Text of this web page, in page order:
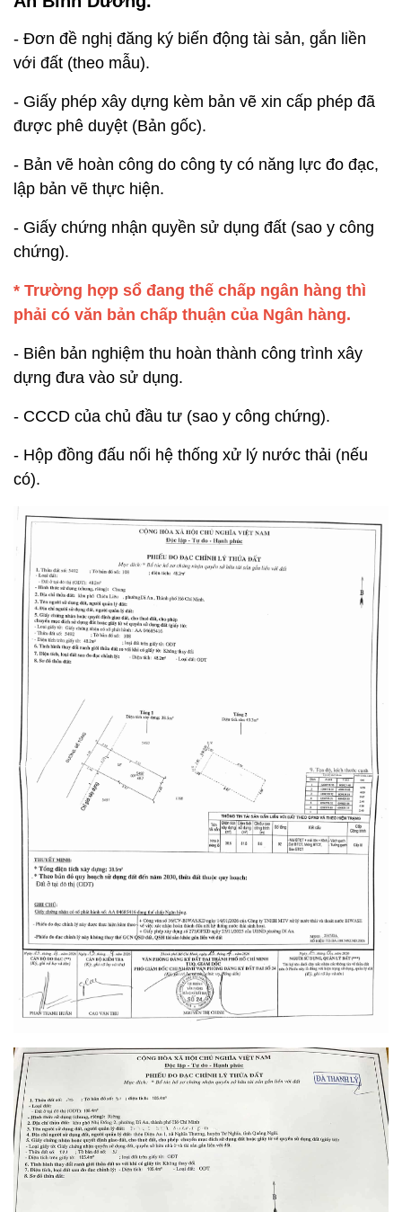
- Đơn đề nghị đăng ký biến động tài sản, gắn liền
với đất (theo mẫu).
- Giấy phép xây dựng kèm bản vẽ xin cấp phép đã
được phê duyệt (Bản gốc).
- Bản vẽ hoàn công do công ty có năng lực đo đạc,
lập bản vẽ thực hiện.
- Giấy chứng nhận quyền sử dụng đất (sao y công
chứng).
* Trường hợp sổ đang thế chấp ngân hàng thì
phải có văn bản chấp thuận của Ngân hàng.
- Biên bản nghiệm thu hoàn thành công trình xây
dựng đưa vào sử dụng.
- CCCD của chủ đầu tư (sao y công chứng).
- Hộp đồng đấu nối hệ thống xử lý nước thải (nếu
có).